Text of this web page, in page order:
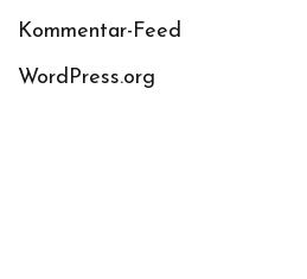
Kommentar-Feed
WordPress.org